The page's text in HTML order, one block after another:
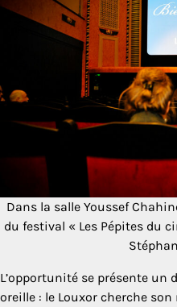
Dans la salle Youssef
du festival « Les Pépites du
L’opportunité se présente un
oreille : le Louxor cherche